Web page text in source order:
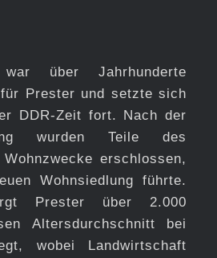
war über Jahrhunderte
Prester und setzte sich
DDR-Zeit fort. Nach der
wurden Teile des
erschlossen,
Wohnsiedlung führte.
Prester über 2.000
Altersdurchschnitt bei
wobei Landwirtschaft